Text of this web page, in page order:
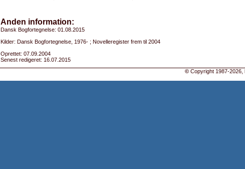
Anden information:
Dansk Bogfortegnelse: 01.08.2015
Kilder: Dansk Bogfortegnelse, 1976- ; Novelleregister frem til 2004
Oprettet: 07.09.2004
Senest redigeret: 16.07.2015
© Copyright 1987-